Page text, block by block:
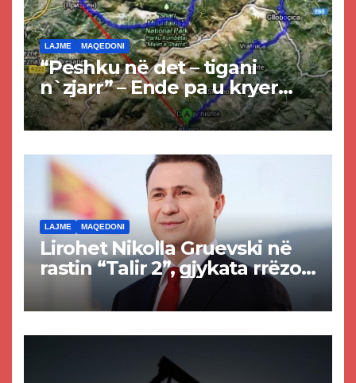
LAJME MAQEDONI
“Peshku në det – tigani
n`zjarr” – Ende pa u kryer
projekti i tunelit, komuna e
Tetovës nis punimet për
LAJME MAQEDONI
Lirohet Nikolla Gruevski në
rastin “Talir 2”, gjykata rrëzon
akuzat për ndërtimin e
paligjshëm të selisë së